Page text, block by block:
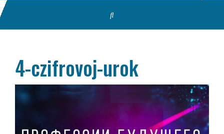
4-czifrovoj-urok